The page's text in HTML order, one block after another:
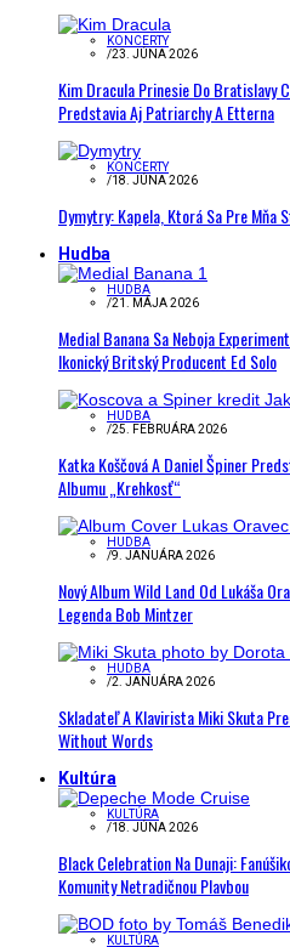
KONCERTY
/23. JÚNA 2026
Kim Dracula Prinesie Do Bratislavy
Predstavia Aj Patriarchy A Etterna
KONCERTY
/18. JÚNA 2026
Dymytry: Kapela, Ktorá Sa Pre Mňa
Hudba
HUDBA
/21. MÁJA 2026
Medial Banana Sa Neboja
Ikonický Britský Producent Ed Solo
HUDBA
/25. FEBRUÁRA 2026
Katka Koščová A Daniel Špiner
Albumu „Krehkosť“
HUDBA
/9. JANUÁRA 2026
Nový Album Wild Land Od Lukáša
Legenda Bob Mintzer
HUDBA
/2. JANUÁRA 2026
Skladateľ A Klavirista Miki Skuta
Without Words
Kultúra
KULTÚRA
/18. JÚNA 2026
Black Celebration Na Dunaji:
Komunity Netradičnou Plavbou
KULTÚRA